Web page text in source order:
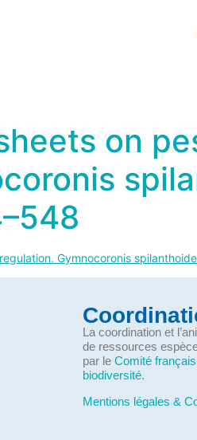
on
Gymnocoronis
La coordination et
de ressources
par le Comité français
biodiversité.
Mentions légales &